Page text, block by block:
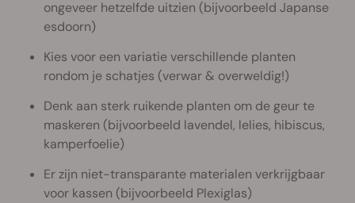
ongeveer hetzelfde uitzien (bijvoorbeeld Japanse
esdoorn)
Kies voor een variatie verschillende planten
rondom je schatjes (verwar & overweldig!)
Denk aan sterk ruikende planten om de geur te
maskeren (bijvoorbeeld lavendel, lelies, hibiscus,
kamperfoelie)
Er zijn niet-transparante materialen verkrijgbaar
voor kassen (bijvoorbeeld Plexiglas)